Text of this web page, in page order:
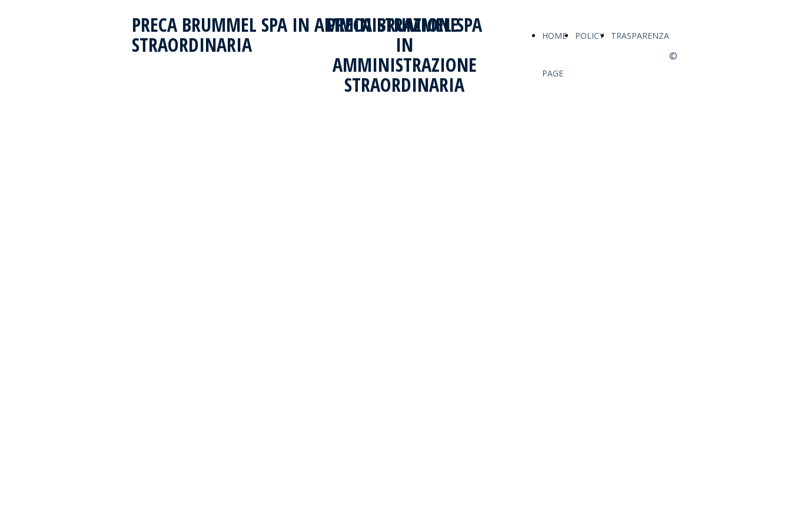
PRECA BRUMMEL SPA IN AMMINISTRAZIONE
STRAORDINARIA
PRECA BRUMMEL SPA
IN
AMMINISTRAZIONE
STRAORDINARIA
HOME
PAGE
POLICY TRASPARENZA
©